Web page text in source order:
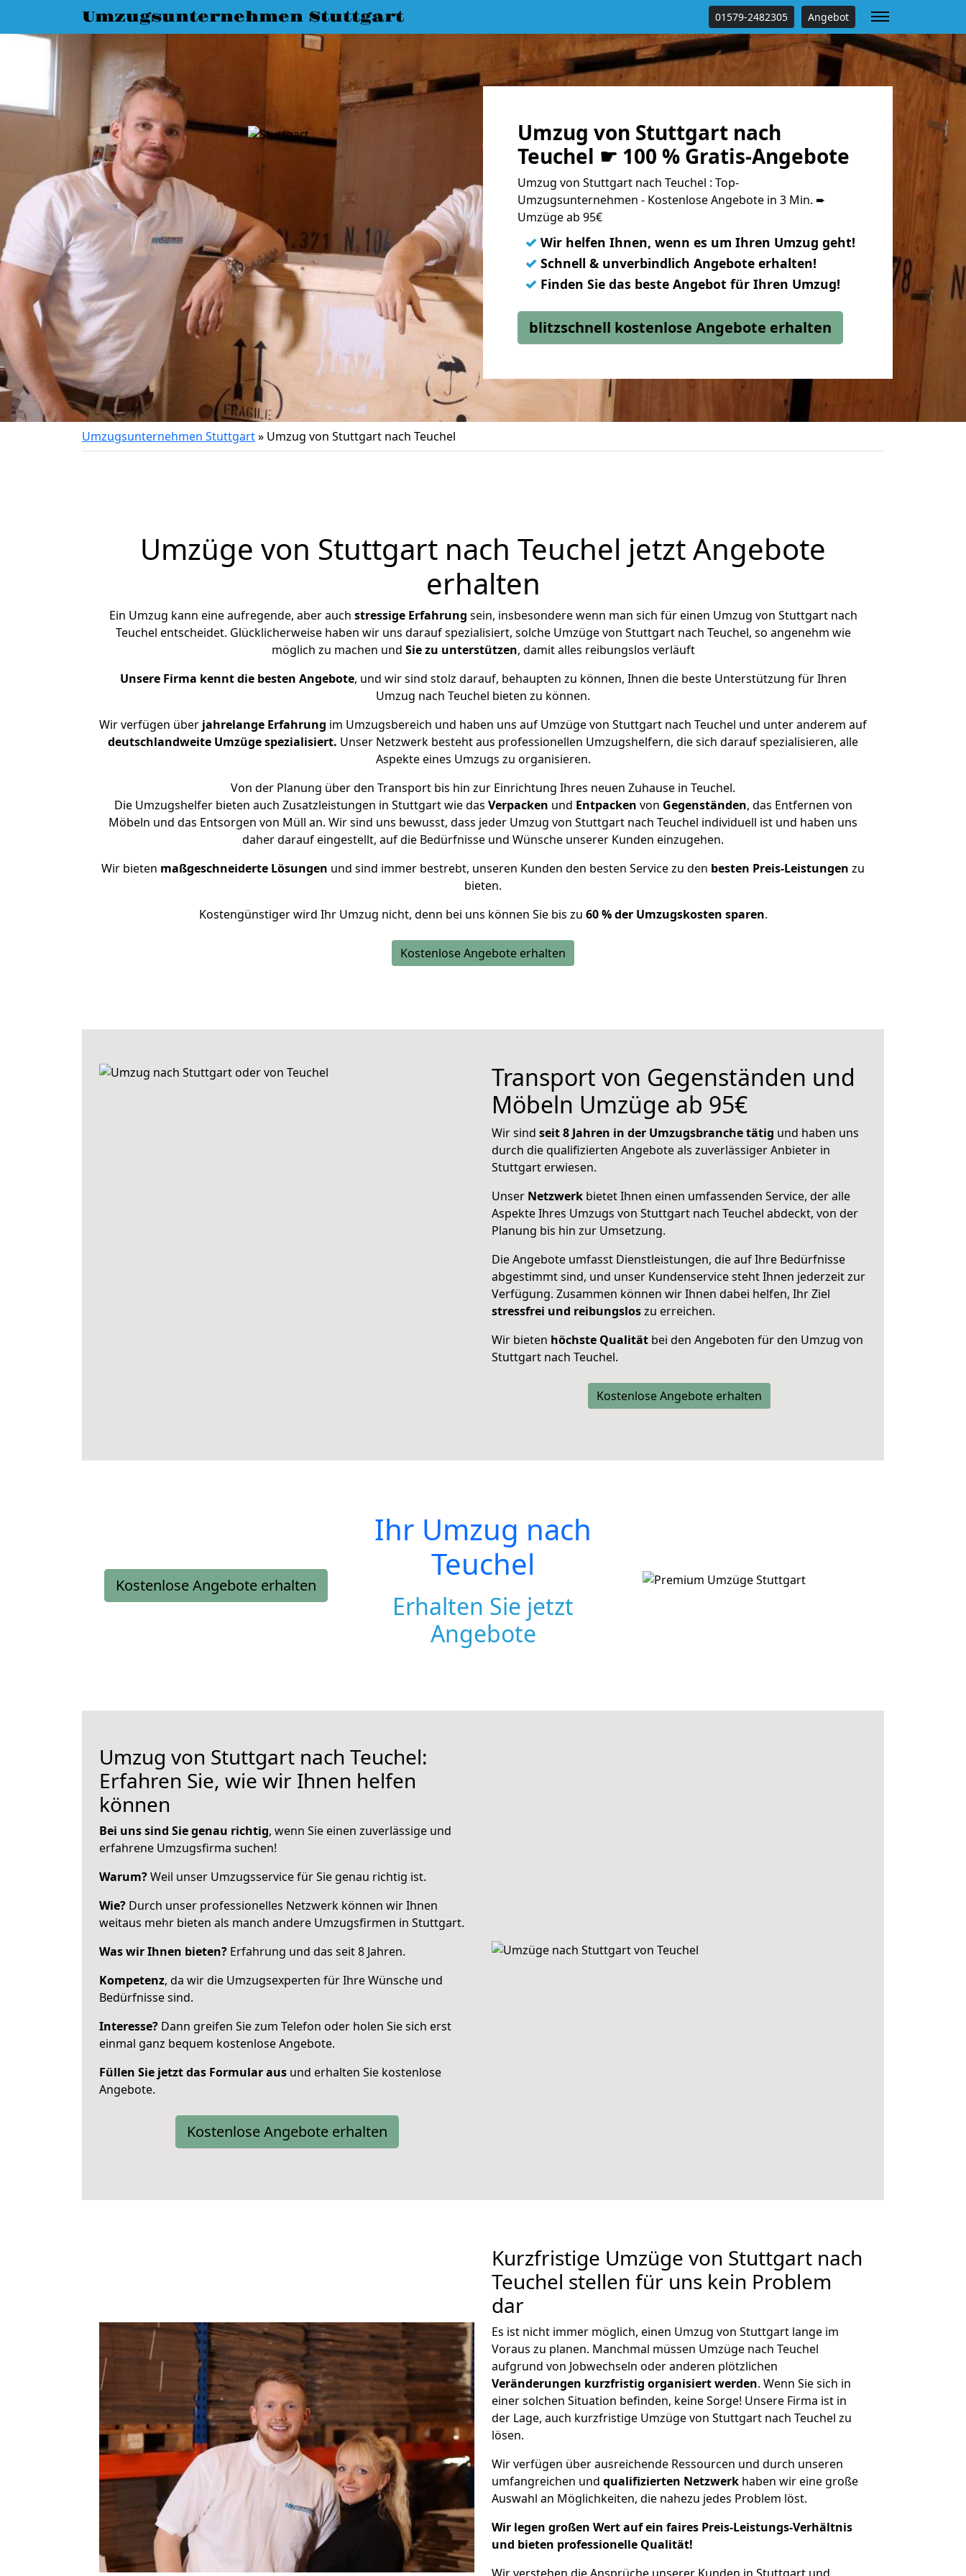
Umzugsunternehmen Stuttgart 01579-2482305 Angebot
Umzug von Stuttgart nach
Teuchel ☛ 100 % Gratis-Angebote
Umzug von Stuttgart nach Teuchel : Top-
Umzugsunternehmen - Kostenlose Angebote in 3 Min. ➨
Umzüge ab 95€
✓ Wir helfen Ihnen, wenn es um Ihren Umzug geht!
✓ Schnell & unverbindlich Angebote erhalten!
✓ Finden Sie das beste Angebot für Ihren Umzug!
blitzschnell kostenlose Angebote erhalten
Umzugsunternehmen Stuttgart» Umzug von Stuttgart nach Teuchel
Umzüge von Stuttgart nach Teuchel jetzt Angebote
erhalten
Ein Umzug kann eine aufregende, aber auch stressige Erfahrung sein, insbesondere wenn man sich für einen Umzug von Stuttgart nach
Teuchel entscheidet. Glücklicherweise haben wir uns darauf spezialisiert, solche Umzüge von Stuttgart nach Teuchel, so angenehm wie
möglich zu machen und Sie zu unterstützen, damit alles reibungslos verläuft
Unsere Firma kennt die besten Angebote, und wir sind stolz darauf, behaupten zu können, Ihnen die beste Unterstützung für Ihren
Umzug nach Teuchel bieten zu können.
Wir verfügen über jahrelange Erfahrung im Umzugsbereich und haben uns auf Umzüge von Stuttgart nach Teuchel und unter anderem auf
deutschlandweite Umzüge spezialisiert. Unser Netzwerk besteht aus professionellen Umzugshelfern, die sich darauf spezialisieren, alle
Aspekte eines Umzugs zu organisieren.
Von der Planung über den Transport bis hin zur Einrichtung Ihres neuen Zuhause in Teuchel.
Die Umzugshelfer bieten auch Zusatzleistungen in Stuttgart wie das Verpacken und Entpacken von Gegenständen, das Entfernen von
Möbeln und das Entsorgen von Müll an. Wir sind uns bewusst, dass jeder Umzug von Stuttgart nach Teuchel individuell ist und haben uns
daher darauf eingestellt, auf die Bedürfnisse und Wünsche unserer Kunden einzugehen.
Wir bieten maßgeschneiderte Lösungen und sind immer bestrebt, unseren Kunden den besten Service zu den besten Preis-Leistungen zu
bieten.
Kostengünstiger wird Ihr Umzug nicht, denn bei uns können Sie bis zu 60 % der Umzugskosten sparen.
Kostenlose Angebote erhalten
Transport von Gegenständen und
Möbeln Umzüge ab 95€
Wir sind seit 8 Jahren in der Umzugsbranche tätig und haben uns
durch die qualifizierten Angebote als zuverlässiger Anbieter in
Stuttgart erwiesen.
Unser Netzwerk bietet Ihnen einen umfassenden Service, der alle
Aspekte Ihres Umzugs von Stuttgart nach Teuchel abdeckt, von der
Planung bis hin zur Umsetzung.
Die Angebote umfasst Dienstleistungen, die auf Ihre Bedürfnisse
abgestimmt sind, und unser Kundenservice steht Ihnen jederzeit zur
Verfügung. Zusammen können wir Ihnen dabei helfen, Ihr Ziel
stressfrei und reibungsloszu erreichen.
Wir bieten höchste Qualität bei den Angeboten für den Umzug von
Stuttgart nach Teuchel.
Kostenlose Angebote erhalten
Kostenlose Angebote erhalten
Ihr Umzug nach
Teuchel
Erhalten Sie jetzt
Angebote
Umzug von Stuttgart nach Teuchel:
Erfahren Sie, wie wir Ihnen helfen
können
Bei uns sind Sie genau richtig, wenn Sie einen zuverlässige und
erfahrene Umzugsfirma suchen!
Warum?Weil unser Umzugsservice für Sie genau richtig ist.
Wie? Durch unser professionelles Netzwerk können wir Ihnen
weitaus mehr bieten als manch andere Umzugsfirmen in Stuttgart.
Was wir Ihnen bieten? Erfahrung und das seit 8 Jahren.
Kompetenz, da wir die Umzugsexperten für Ihre Wünsche und
Bedürfnisse sind.
Interesse? Dann greifen Sie zum Telefon oder holen Sie sich erst
einmal ganz bequem kostenlose Angebote.
Füllen Sie jetzt das Formular aus und erhalten Sie kostenlose
Angebote.
Kostenlose Angebote erhalten
Kurzfristige Umzüge von Stuttgart nach
Teuchel stellen für uns kein Problem
dar
Es ist nicht immer möglich, einen Umzug von Stuttgart lange im
Voraus zu planen. Manchmal müssen Umzüge nach Teuchel
aufgrund von Jobwechseln oder anderen plötzlichen
Veränderungen kurzfristig organisiert werden. Wenn Sie sich in
einer solchen Situation befinden, keine Sorge! Unsere Firma ist in
der Lage, auch kurzfristige Umzüge von Stuttgart nach Teuchel zu
lösen.
Wir verfügen über ausreichende Ressourcen und durch unseren
umfangreichen und qualifizierten Netzwerk haben wir eine große
Auswahl an Möglichkeiten, die nahezu jedes Problem löst.
Wir legen großen Wert auf ein faires Preis-Leistungs-Verhältnis
und bieten professionelle Qualität!